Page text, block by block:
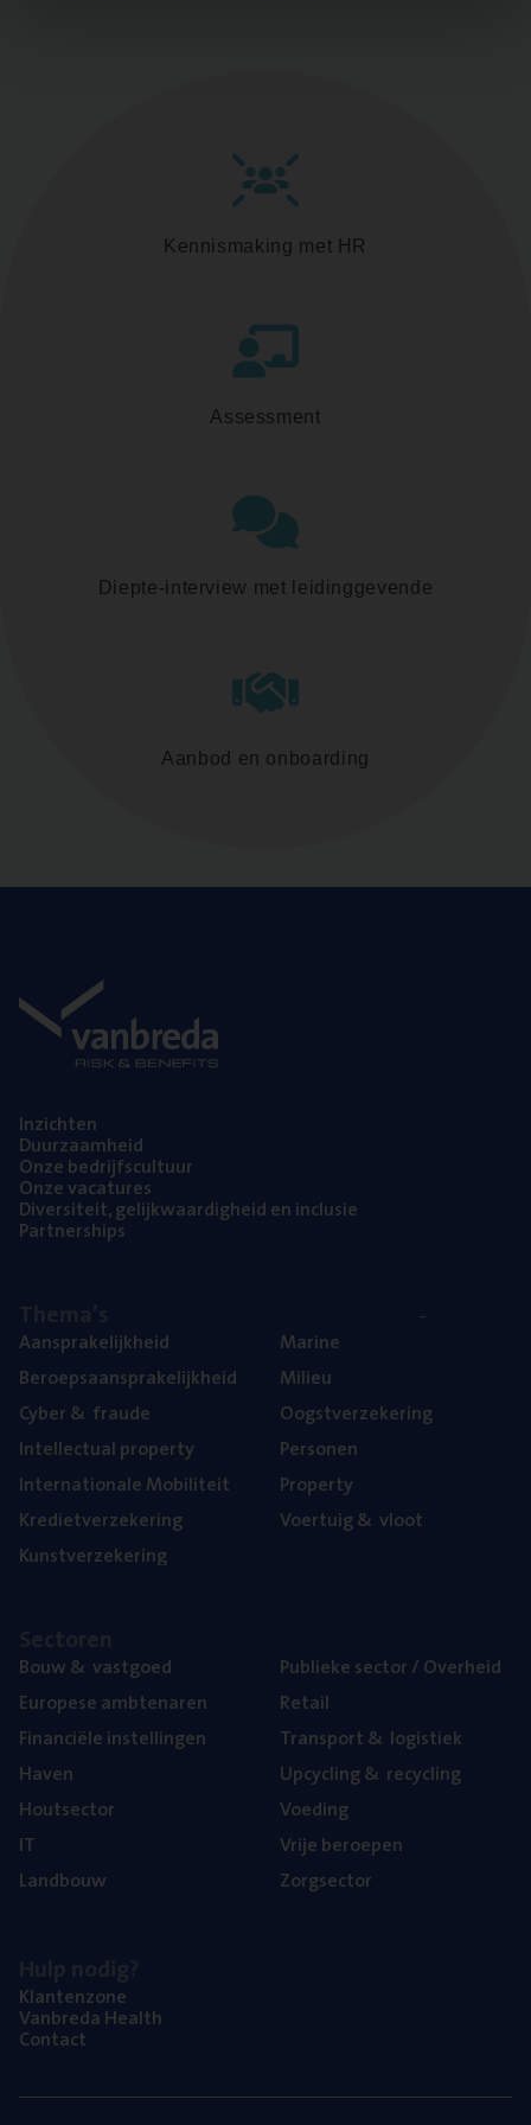
Kennismaking met HR
Assessment
Diepte-interview met leidinggevende
Aanbod en onboarding
Inzich­ten
Duur­zaam­heid
Onze bedrijfs­cul­tuur
Onze vaca­tu­res
Diver­si­teit, gelijk­waar­dig­heid en inclusie
Part­ner­ships
Aan­spra­ke­lijk­heid
Beroeps­aan­spra­ke­lijk­heid
Cyber& fraude
Intel­lec­tu­al property
Inter­na­ti­o­na­le Mobiliteit
Kre­diet­ver­ze­ke­ring
Kunst­ver­ze­ke­ring
Mari­ne
Mili­eu
Oogst­ver­ze­ke­ring
Per­so­nen
Pro­per­ty
Voer­tuig& vloot
Bouw& vastgoed
Euro­pe­se ambtenaren
Finan­ci­ë­le instellingen
Haven
Hout­sec­tor
IT
Land­bouw
Publie­ke sec­tor / Overheid
Retail
Trans­port& logistiek
Upcy­cling& recycling
Voe­ding
Vrije beroe­pen
Zorg­sec­tor
Klan­ten­zo­ne
Van­b­re­da Health
Con­tact